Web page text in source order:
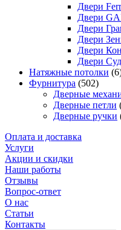
Двери
Двери
Двери
Двери
Двери
Двери
Натяжные потолки
Фурнитура (502)
Дверные
Дверные петли
Дверные ручки
Оплата и доставка
Услуги
Акции и скидки
Наши работы
Отзывы
Вопрос-ответ
О нас
Статьи
Контакты